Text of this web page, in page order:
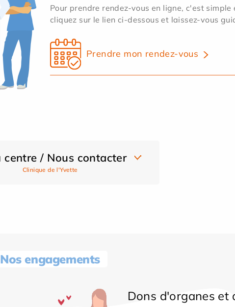
Pour prendre rendez-vous en ligne, c'est simple
cliquez sur le lien ci-dessous et laissez-vous
Prendre mon rendez-vous
centre / Nous contacter
Clinique de l'Yvette
Nos engagements
Dons d'organes et